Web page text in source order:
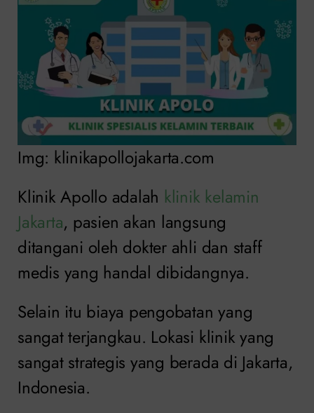
Img: klinikapollojakarta.com
Klinik Apollo adalah klinik kelamin
Jakarta, pasien akan langsung
ditangani oleh dokter ahli dan staff
medis yang handal dibidangnya.
Selain itu biaya pengobatan yang
sangat terjangkau. Lokasi klinik yang
sangat strategis yang berada di Jakarta,
Indonesia.